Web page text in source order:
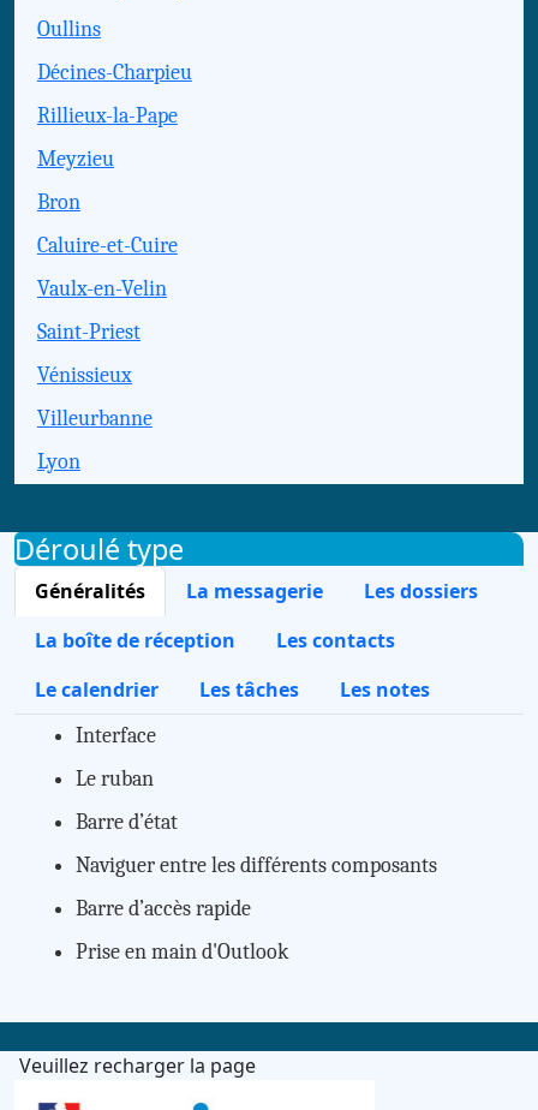
Oullins
Décines-Charpieu
Rillieux-la-Pape
Meyzieu
Bron
Caluire-et-Cuire
Vaulx-en-Velin
Saint-Priest
Vénissieux
Villeurbanne
Lyon
Déroulé type
Généralités La messagerie
Les dossiers
La boîte de réception
Les contacts
Le calendrier
Les tâches Les notes
Interface
Le ruban
Barre d’état
Naviguer entre les différents composants
Barre d’accès rapide
Prise en main d'Outlook
Veuillez recharger la page